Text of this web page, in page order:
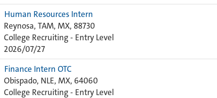
Human Resources Intern
Reynosa, TAM, MX, 88730
College Recruiting - Entry Level
2026/07/27
Finance Intern OTC
Obispado, NLE, MX, 64060
College Recruiting - Entry Level